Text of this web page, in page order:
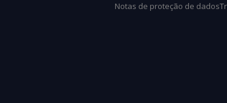
Notas de proteção de dados